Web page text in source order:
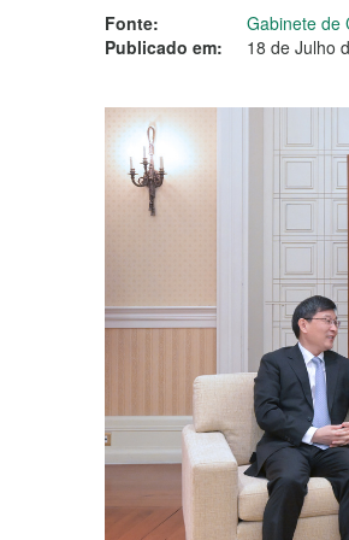
Fonte:
Gabinete de
Publicado em:
18 de Julho